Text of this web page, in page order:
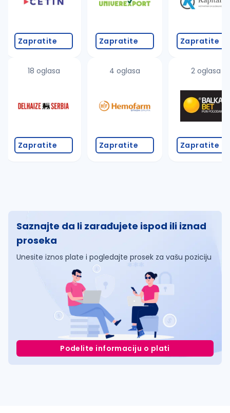
Zapratite
18 oglasa
Zapratite
Zapratite
4 oglasa
Zapratite
Zapratite
2 oglasa
Zapratite
Saznajte da li zarađujete ispod ili iznad
proseka
Unesite iznos plate i pogledajte prosek za vašu poziciju
Podelite informaciju o plati